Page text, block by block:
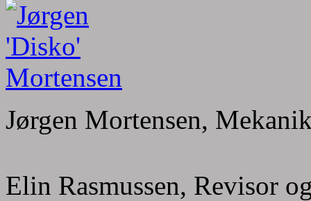
Jørgen Mortensen,
Elin Rasmussen, Revisor